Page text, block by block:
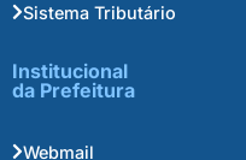
Sistema Tributário
Institucional
da Prefeitura
Webmail